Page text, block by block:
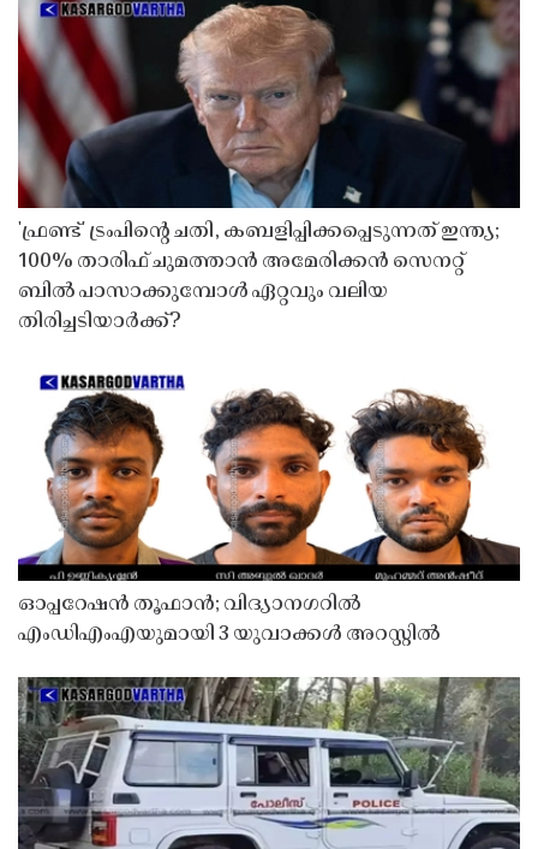
'ഫ്രണ്ട്' ട്രംപിന്റെ ചതി, കബളിപ്പിക്കപ്പെടുന്നത് ഇന്ത്യ;
100% താരിഫ് ചുമത്താൻ അമേരിക്കൻ സെനറ്റ്
ബിൽ പാസാക്കുമ്പോൾ ഏറ്റവും വലിയ
തിരിച്ചടിയാർക്ക്?
ഓപ്പറേഷൻ തൂഫാൻ; വിദ്യാനഗറിൽ
എംഡിഎംഎയുമായി 3 യുവാക്കൾ അറസ്റ്റിൽ